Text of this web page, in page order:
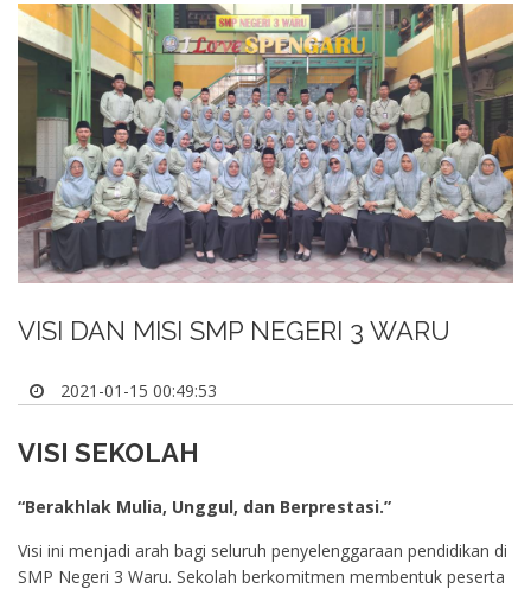
VISI DAN MISI SMP NEGERI 3 WARU
2021-01-15 00:49:53
VISI SEKOLAH
“Berakhlak Mulia, Unggul, dan Berprestasi.”
Visi ini menjadi arah bagi seluruh penyelenggaraan pendidikan di
SMP Negeri 3 Waru. Sekolah berkomitmen membentuk peserta